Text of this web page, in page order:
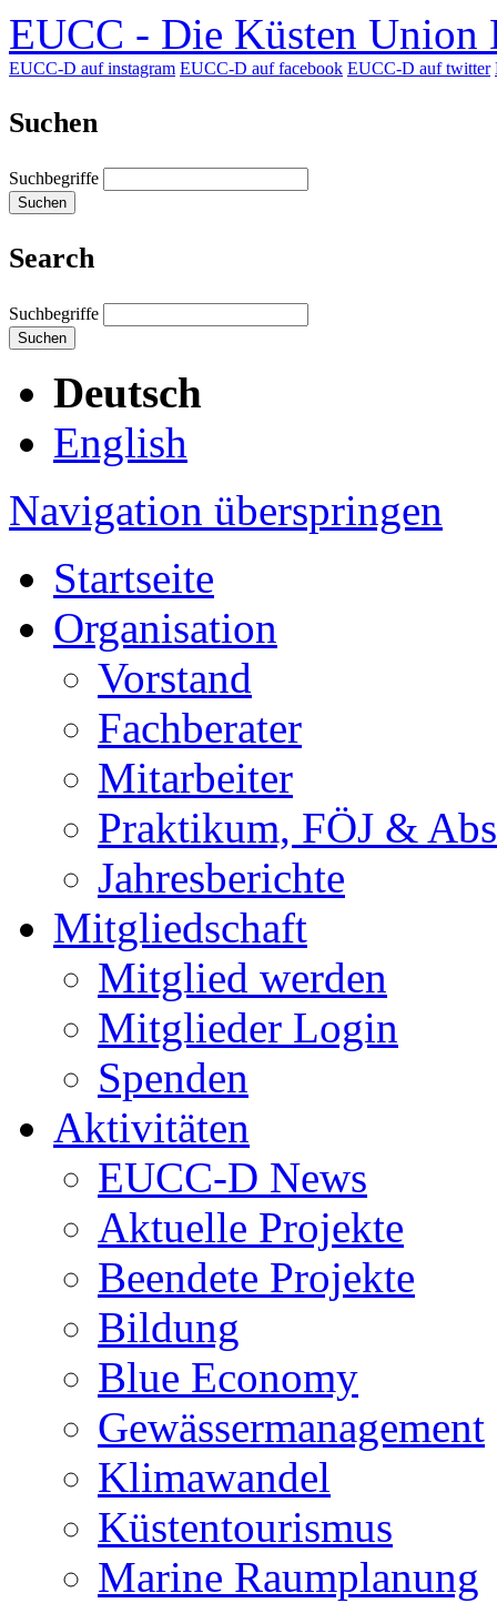
EUCC - Die Küsten Union
EUCC-D auf instagram EUCC-D auf facebook EUCC-D auf twitter
Suchen
Suchbegriffe
Suchen
Search
Suchbegriffe
Suchen
Deutsch
English
Navigation überspringen
Startseite
Organisation
Vorstand
Fachberater
Mitarbeiter
Praktikum, FÖJ &
Jahresberichte
Mitgliedschaft
Mitglied werden
Mitglieder Login
Spenden
Aktivitäten
EUCC-D News
Aktuelle Projekte
Beendete Projekte
Bildung
Blue Economy
Gewässermanagement
Klimawandel
Küstentourismus
Marine Raumplanung